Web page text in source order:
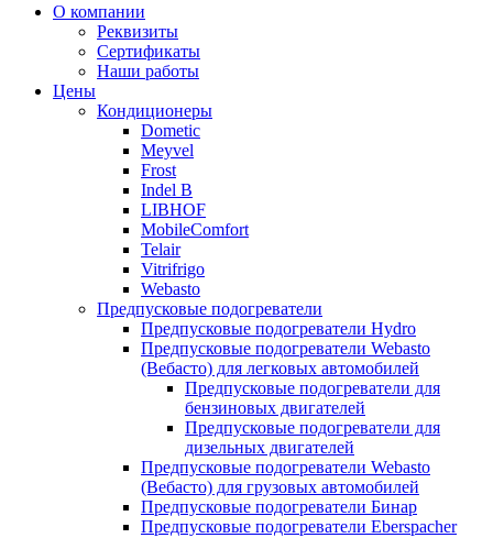
Основное
Перейти
содержимому
О компании
Реквизиты
Сертификаты
Наши работы
Цены
Кондиционеры
Dometic
Meyvel
Frost
Indel B
LIBHOF
MobileComfort
Telair
Vitrifrigo
Webasto
Предпусковые подогреватели
Предпусковые подогреватели Hydro
Предпусковые подогреватели Webasto
(Вебасто) для легковых автомобилей
Предпусковые подогреватели для
бензиновых двигателей
Предпусковые подогреватели для
дизельных двигателей
Предпусковые подогреватели Webasto
(Вебасто) для грузовых автомобилей
Предпусковые подогреватели Бинар
Предпусковые подогреватели Eberspacher